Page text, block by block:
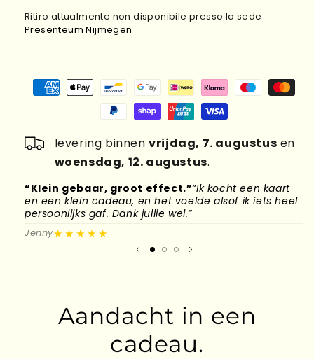
Ritiro attualmente non disponibile presso la sede
Presenteum Nijmegen
levering binnenvrijdag, 7. augustus en
woensdag, 12. augustus.
“Klein gebaar, groot effect.”“Ik kocht een kaart
en een klein cadeau, en het voelde alsof ik iets heel
persoonlijks gaf. Dank jullie wel.”
Jenny★★★★★
Aandacht in een
cadeau.